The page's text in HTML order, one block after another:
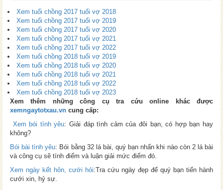
Xem tuổi chồng 2017 tuổi vợ 2018
Xem tuổi chồng 2017 tuổi vợ 2019
Xem tuổi chồng 2017 tuổi vợ 2020
Xem tuổi chồng 2017 tuổi vợ 2021
Xem tuổi chồng 2017 tuổi vợ 2022
Xem tuổi chồng 2018 tuổi vợ 2019
Xem tuổi chồng 2018 tuổi vợ 2020
Xem tuổi chồng 2018 tuổi vợ 2021
Xem tuổi chồng 2018 tuổi vợ 2022
Xem tuổi chồng 2018 tuổi vợ 2023
Xem thêm những công cụ tra cứu online khác được
xemngaytotxau.vn cung cấp:
Xem bói tình yêu: Giải đáp tình cảm của đôi bạn, có hợp bạn hay
không?
Bói bài tình yêu: Bói bằng 32 lá bài, quý bạn nhấn khi nào còn 2 lá bài
và công cụ sẽ tính điểm và luận giải mức điểm đó.
Xem ngày kết hôn, cưới hỏi:Tra cứu ngày đẹp để quý bạn tiến hành
cưới xin, hỷ sự.